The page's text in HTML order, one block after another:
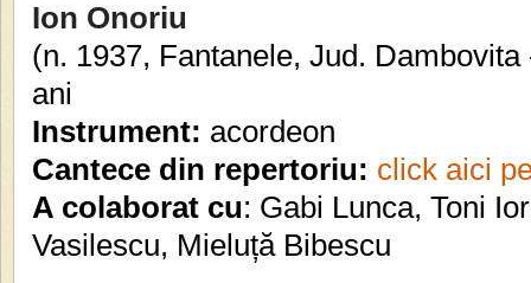
Ion Onoriu
(n. 1937, Fantanele, Jud.
ani
Instrument: acordeon
Cantece din repertoriu: click aici
A colaborat cu: Gabi Lunca, Toni
Vasilescu, Mieluță Bibescu